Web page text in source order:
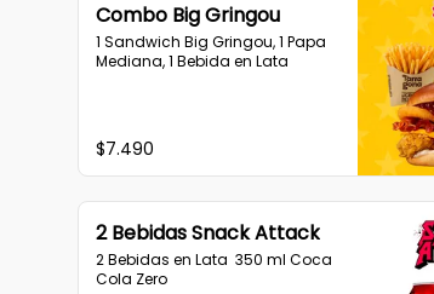
Combo Big Gringou
1 Sandwich Big Gringou, 1 Papa
Mediana, 1 Bebida en Lata
$7.490
2 Bebidas Snack Attack
2 Bebidas en Lata  350 ml Coca
Cola Zero